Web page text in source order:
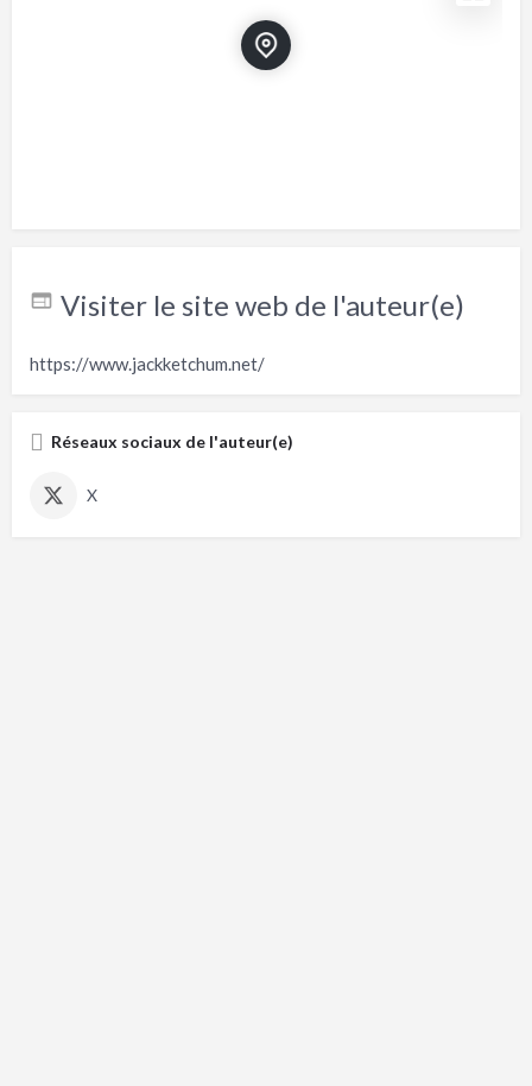
Visiter le site web de l'auteur(e)
https://www.jackketchum.net/
Réseaux sociaux de l'auteur(e)
X